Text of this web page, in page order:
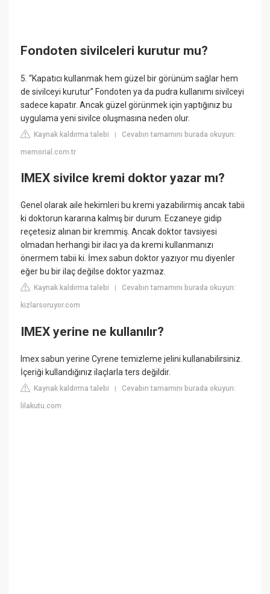
Fondoten sivilceleri kurutur mu?
5. “Kapatıcı kullanmak hem güzel bir görünüm sağlar hem
de sivilceyi kurutur” Fondoten ya da pudra kullanımı sivilceyi
sadece kapatır. Ancak güzel görünmek için yaptığınız bu
uygulama yeni sivilce oluşmasına neden olur.
Kaynak kaldırma talebi |Cevabın tamamını burada okuyun:
memorial.com.tr
IMEX sivilce kremi doktor yazar mı?
Genel olarak aile hekimleri bu kremi yazabilirmiş ancak tabii
ki doktorun kararına kalmış bir durum. Eczaneye gidip
reçetesiz alınan bir kremmiş. Ancak doktor tavsiyesi
olmadan herhangi bir ilacı ya da kremi kullanmanızı
önermem tabii ki. İmex sabun doktor yazıyor mu diyenler
eğer bu bir ilaç değilse doktor yazmaz.
Kaynak kaldırma talebi |Cevabın tamamını burada okuyun:
kizlarsoruyor.com
IMEX yerine ne kullanılır?
Imex sabun yerine Cyrene temizleme jelini kullanabilirsiniz.
İçeriği kullandığınız ilaçlarla ters değildir.
Kaynak kaldırma talebi |Cevabın tamamını burada okuyun:
lilakutu.com